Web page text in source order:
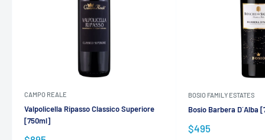
CAMPO REALE
Valpolicella Ripasso Classico Superiore
[750ml]
BOSIO FAMILY ESTATES
Bosio Barbera D´Alba
Precio
de
$495